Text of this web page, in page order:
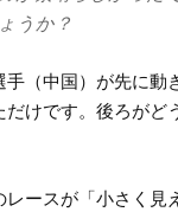
うか？
手（中国）が先に動
けです。後ろがど
ースが「小さく見